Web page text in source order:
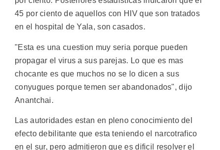
45 por ciento de aquellos con HIV que son tratados
en el hospital de Yala, son casados.
"Esta es una cuestion muy seria porque pueden
propagar el virus a sus parejas. Lo que es mas
chocante es que muchos no se lo dicen a sus
conyugues porque temen ser abandonados", dijo
Anantchai.
Las autoridades estan en pleno conocimiento del
efecto debilitante que esta teniendo el narcotrafico
en el sur, pero admitieron que es dificil resolver el